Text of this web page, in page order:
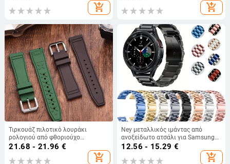
απελευθέρωση, επίπεδο άκρο, MC1
add_shopping_cart add_shopping_cart
Τιρκουάζ πιλοτικό λουράκι
ρολογιού από φθοριούχο
καουτσούκ, εμπνευσμένο από τον
Μικρό Πρίγκιπα, 20/21/22mm
21.68 - 21.96 €
add_shopping_cart
Ney μεταλλικός ιμάντας από
ανοξείδωτο ατσάλι για Samsung
Galaxy Watch 7/6/5/4, 20mm και
12.56 - 15.29 €
add_shopping_cart